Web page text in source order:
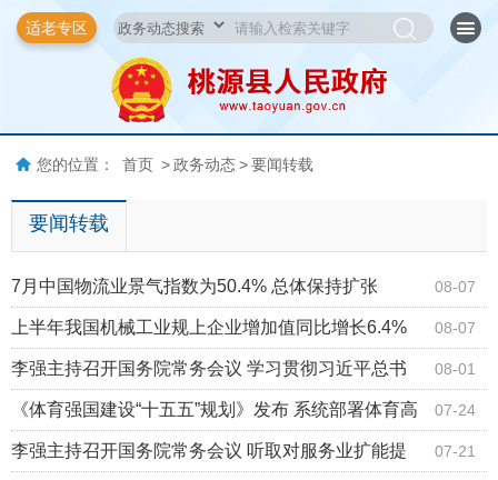
适老专区
您的位置： 首页 > 政务动态 > 要闻转载
要闻转载
08-07
7月中国物流业景气指数为50.4% 总体保持扩张
08-07
上半年我国机械工业规上企业增加值同比增长6.4%
08-01
李强主持召开国务院常务会议 学习贯彻习近平总书
记关于上半年经济形势和做好下半年经济工作的重要
讲话精神
07-24
《体育强国建设“十五五”规划》发布 系统部署体育高
质量发展 07-21
李强主持召开国务院常务会议 听取对服务业扩能提